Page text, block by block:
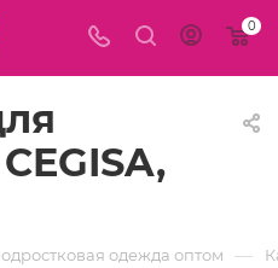
0
одежда оптом —